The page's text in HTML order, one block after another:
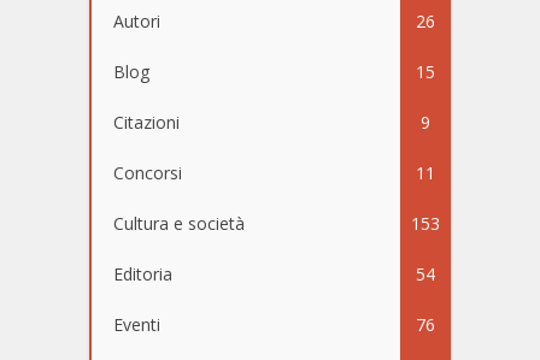
Autori 26
Blog 15
Citazioni 9
Concorsi 11
Cultura e società 153
Editoria 54
Eventi 76